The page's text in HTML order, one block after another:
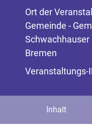
Ort der
Gemeinde -
Schwachhauser
Bremen
Veranstaltungs-
Inhalt